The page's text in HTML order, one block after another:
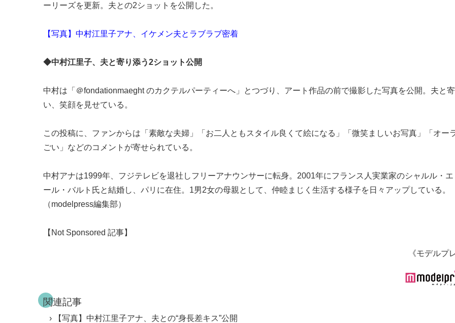
ーリーズを更新。夫との2ショットを公開した。
【写真】中村江里子アナ、イケメン夫とラブラブ密着
◆中村江里子、夫と寄り添う2ショット公開
中村は「＠fondationmaeght のカクテルパーティーへ」とつづり、アート作品の前で撮影した写真を公開。夫と
い、笑顔を見せている。
この投稿に、ファンからは「素敵な夫婦」「お二人ともスタイル良くて絵になる」「微笑ましいお写真」「オー
ごい」などのコメントが寄せられている。
中村アナは1999年、フジテレビを退社しフリーアナウンサーに転身。2001年にフランス人実業家のシャルル・
ール・バルト氏と結婚し、パリに在住。1男2女の母親として、仲睦まじく生活する様子を日々アップしている。
（modelpress編集部）
【Not Sponsored 記事】
《モデルプ
関連記事
【写真】中村江里子アナ、夫との“身長差キス”公開